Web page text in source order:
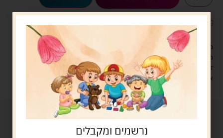
לארוז את המוצר באריזת מתנה5.00 ש"ח ?
מעל 329 ש"ח, משלוח עם שליח עד הבית חינם! – 0 ₪
משלוח עם שליח עד הבית: 29 ש"ח
זמן אספקה: עד 4 ימי עסקים.
איסוף עצמי: מ"ביתר טויס" רחוב בניין דוד 18, ביתר עילית.
נרשמים ומקבלים